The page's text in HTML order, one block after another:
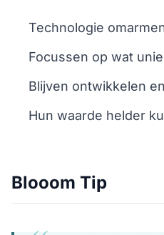
Technologie
Focussen op wat
Blijven ontwikkelen
Hun waarde helder
Blooom Tip